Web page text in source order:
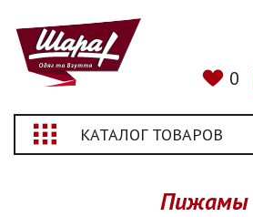
0
КАТАЛОГ ТОВАРОВ
Пижамы